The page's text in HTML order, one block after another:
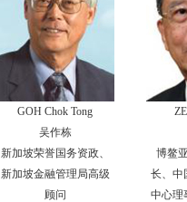
GOH Chok Tong
吴作栋
新加坡荣誉国务资政、
新加坡金融管理局高级
顾问
博鳌
长、中
中心理